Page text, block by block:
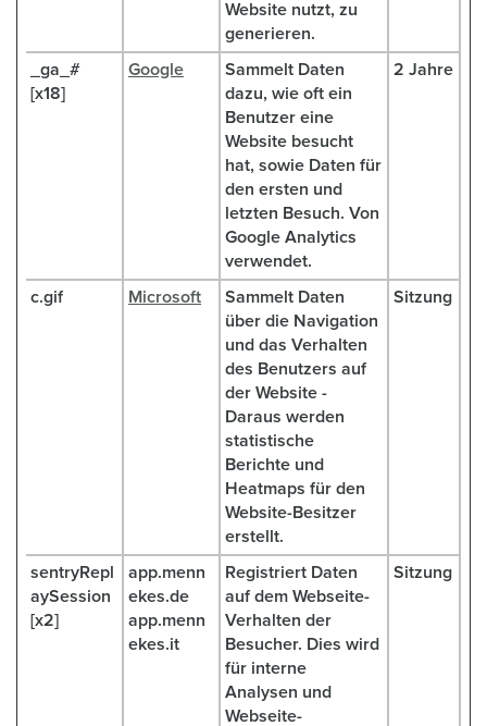
Website nutzt, zu
generieren.
_ga_#
[x18]
Google
Sammelt Daten
dazu, wie oft ein
Benutzer eine
Website besucht
hat, sowie Daten für
den ersten und
letzten Besuch. Von
Google Analytics
verwendet.
2 Jahre
c.gif Microsoft
Sammelt Daten
über die Navigation
und das Verhalten
des Benutzers auf
der Website -
Daraus werden
statistische
Berichte und
Heatmaps für den
Website-Besitzer
erstellt.
Sitzung
sentryRepl
aySession
[x2]
app.menn
ekes.de
app.menn
ekes.it
Registriert Daten
auf dem Webseite-
Verhalten der
Besucher. Dies wird
für interne
Analysen und
Webseite-
Sitzung